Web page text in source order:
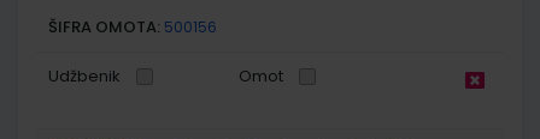
ŠIFRA OMOTA: 500156
Udžbenik Omot